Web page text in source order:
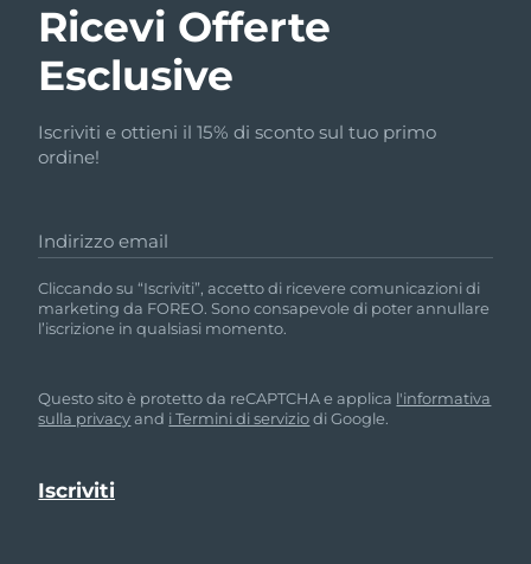
Ricevi Offerte
Esclusive
Iscriviti e ottieni il 15% di sconto sul tuo primo
ordine!
Indirizzo email
Cliccando su “Iscriviti”, accetto di ricevere comunicazioni di
marketing da FOREO. Sono consapevole di poter annullare
l’iscrizione in qualsiasi momento.
Questo sito è protetto da reCAPTCHA e applica l'informativa
sulla privacyand i Termini di serviziodi Google.